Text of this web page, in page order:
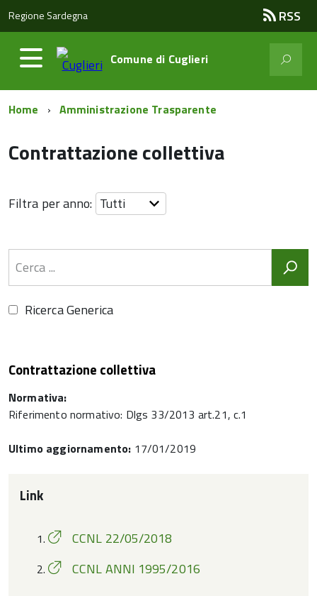
Regione Sardegna RSS
Comune di Cuglieri
Home Amministrazione Trasparente
Contrattazione collettiva
Filtra per anno:
Ricerca Generica
Contrattazione collettiva
Normativa:
Riferimento normativo: Dlgs 33/2013 art.21, c.1
Ultimo aggiornamento: 17/01/2019
Link
CCNL 22/05/2018
CCNL ANNI 1995/2016